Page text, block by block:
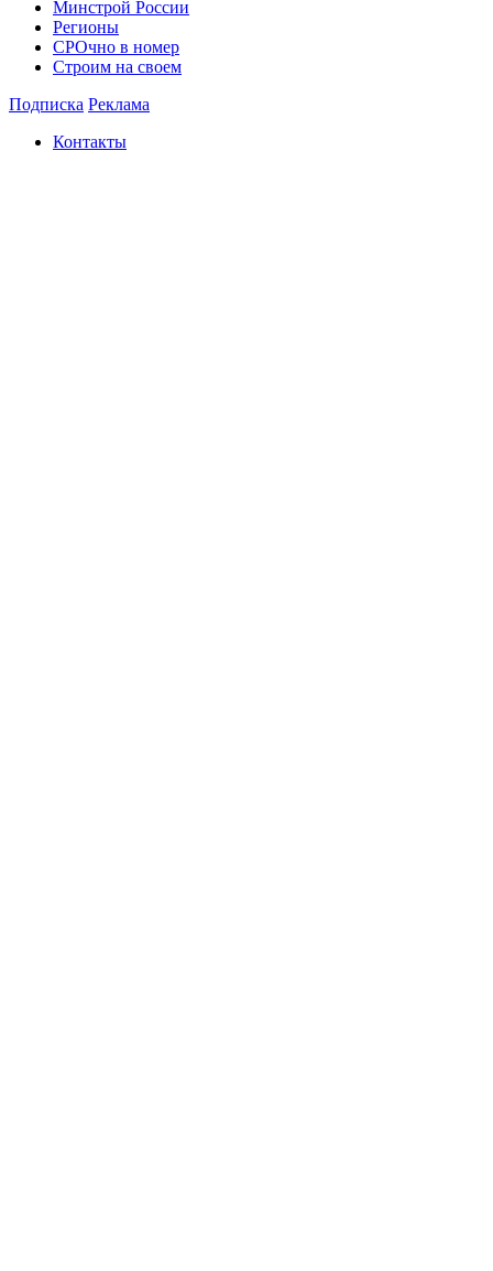
Минстрой России
Регионы
СРОчно в номер
Строим на своем
Подписка Реклама
Контакты